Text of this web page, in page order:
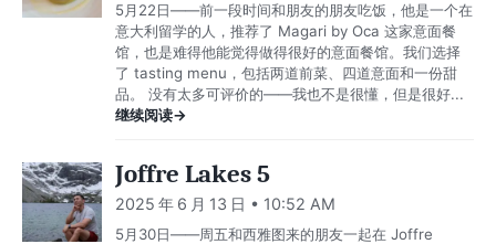
5月22日——前一段时间和朋友的朋友吃饭，他是一个在
意大利留学的人，推荐了 Magari by Oca 这家意面餐
馆，也是难得他能觉得做得很好的意面餐馆。我们选择
了 tasting menu，包括两道前菜、四道意面和一份甜
品。 没有太多可评价的——我也不是很懂，但是很好...
继续阅读→
Joffre Lakes 5
2025 年 6 月 13 日 • 10:52 AM
5月30日——周五和西雅图来的朋友一起在 Joffre